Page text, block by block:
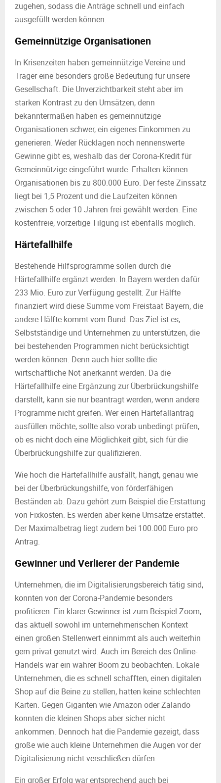
zugehen, sodass die Anträge schnell und einfach
ausgefüllt werden können.
Gemeinnützige Organisationen
In Krisenzeiten haben gemeinnützige Vereine und
Träger eine besonders große Bedeutung für unsere
Gesellschaft. Die Unverzichtbarkeit steht aber im
starken Kontrast zu den Umsätzen, denn
bekanntermaßen haben es gemeinnützige
Organisationen schwer, ein eigenes Einkommen zu
generieren. Weder Rücklagen noch nennenswerte
Gewinne gibt es, weshalb das der Corona-Kredit für
Gemeinnützige eingeführt wurde. Erhalten können
Organisationen bis zu 800.000 Euro. Der feste Zinssatz
liegt bei 1,5 Prozent und die Laufzeiten können
zwischen 5 oder 10 Jahren frei gewählt werden. Eine
kostenfreie, vorzeitige Tilgung ist ebenfalls möglich.
Härtefallhilfe
Bestehende Hilfsprogramme sollen durch die
Härtefallhilfe ergänzt werden. In Bayern werden dafür
233 Mio. Euro zur Verfügung gestellt. Zur Hälfte
finanziert wird diese Summe vom Freistaat Bayern, die
andere Hälfte kommt vom Bund. Das Ziel ist es,
Selbstständige und Unternehmen zu unterstützen, die
bei bestehenden Programmen nicht berücksichtigt
werden können. Denn auch hier sollte die
wirtschaftliche Not anerkannt werden. Da die
Härtefallhilfe eine Ergänzung zur Überbrückungshilfe
darstellt, kann sie nur beantragt werden, wenn andere
Programme nicht greifen. Wer einen Härtefallantrag
ausfüllen möchte, sollte also vorab unbedingt prüfen,
ob es nicht doch eine Möglichkeit gibt, sich für die
Überbrückungshilfe zur qualifizieren.
Wie hoch die Härtefallhilfe ausfällt, hängt, genau wie
bei der Überbrückungshilfe, von förderfähigen
Beständen ab. Dazu gehört zum Beispiel die Erstattung
von Fixkosten. Es werden aber keine Umsätze erstattet.
Der Maximalbetrag liegt zudem bei 100.000 Euro pro
Antrag.
Gewinner und Verlierer der Pandemie
Unternehmen, die im Digitalisierungsbereich tätig sind,
konnten von der Corona-Pandemie besonders
profitieren. Ein klarer Gewinner ist zum Beispiel Zoom,
das aktuell sowohl im unternehmerischen Kontext
einen großen Stellenwert einnimmt als auch weiterhin
gern privat genutzt wird. Auch im Bereich des Online-
Handels war ein wahrer Boom zu beobachten. Lokale
Unternehmen, die es schnell schafften, einen digitalen
Shop auf die Beine zu stellen, hatten keine schlechten
Karten. Gegen Giganten wie Amazon oder Zalando
konnten die kleinen Shops aber sicher nicht
ankommen. Dennoch hat die Pandemie gezeigt, dass
große wie auch kleine Unternehmen die Augen vor der
Digitalisierung nicht verschließen dürfen.
Ein großer Erfolg war entsprechend auch bei